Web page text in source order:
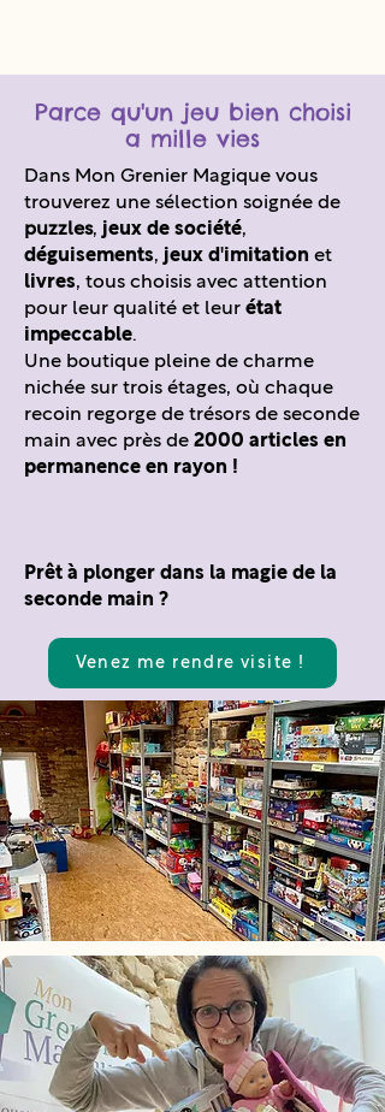
Parce qu'un jeu bien choisi
a mille vies
Dans Mon Grenier Magique vous
trouverez une sélection soignée de
puzzles, jeux de société,
déguisements, jeux d'imitation et
livres, tous choisis avec attention
pour leur qualité et leur état
impeccable.
Une boutique pleine de charme
nichée sur trois étages, où chaque
recoin regorge de trésors de seconde
main avec près de 2000 articles en
permanence en rayon !
Prêt à plonger dans la magie de la
seconde main ?
Venez me rendre visite !